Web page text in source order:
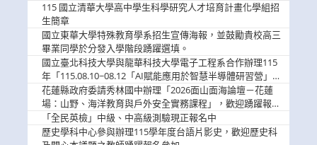
115 國立清華大學高中學生科學研究人才培育計畫化學組招
生簡章
國立東華大學特殊教育學系招生宣傳海報，並鼓勵貴校高三
畢業同學於分發入學階段踴躍選填。
國立臺北科技大學與龍華科技大學電子工程系合作辦理115
年「115.08.10~08.12「AI賦能應用於智慧半導體研習營」，
歡迎學生踴躍報名參加
花蓮縣政府委請秀林國中辦理「2026面山面海論壇－花蓮
場：山野、海洋教育與戶外安全實務課程」，歡迎踴躍報名
參加
「全民英檢」中級、中高級測驗現正報名中
歷史學科中心參與辦理115學年度台語片影史，歡迎歷史科